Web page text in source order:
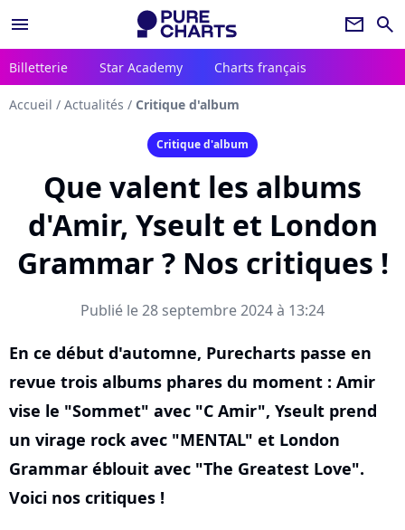
menu newsletter search
Billetterie Star Academy Charts français
Accueil / Actualités / Critique d'album
Critique d'album
Que valent les albums
d'Amir, Yseult et London
Grammar ? Nos critiques !
Publié le 28 septembre 2024 à 13:24
En ce début d'automne, Purecharts passe en
revue trois albums phares du moment : Amir
vise le "Sommet" avec "C Amir", Yseult prend
un virage rock avec "MENTAL" et London
Grammar éblouit avec "The Greatest Love".
Voici nos critiques !